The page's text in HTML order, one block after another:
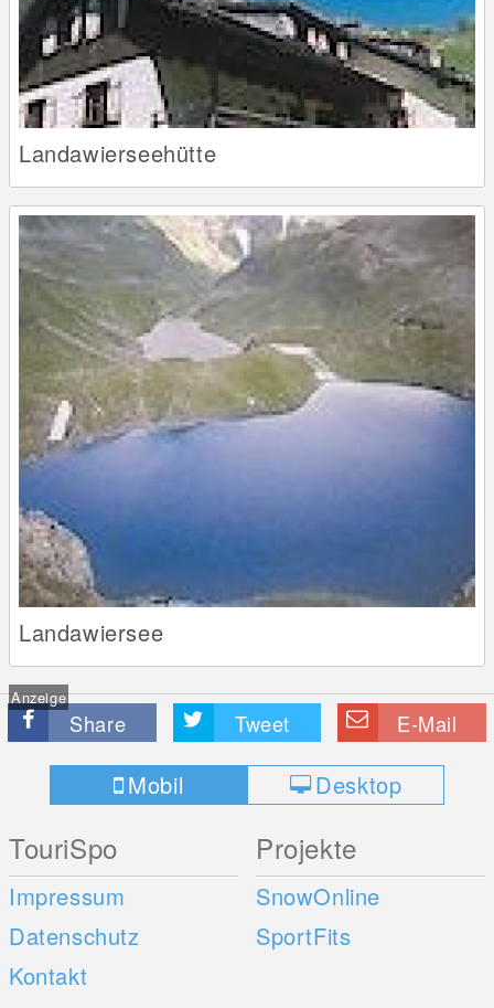
Landawierseehütte
Landawiersee
Anzeige
Share Tweet E-Mail
Mobil Desktop
TouriSpo
Impressum
Datenschutz
Kontakt
Projekte
SnowOnline
SportFits